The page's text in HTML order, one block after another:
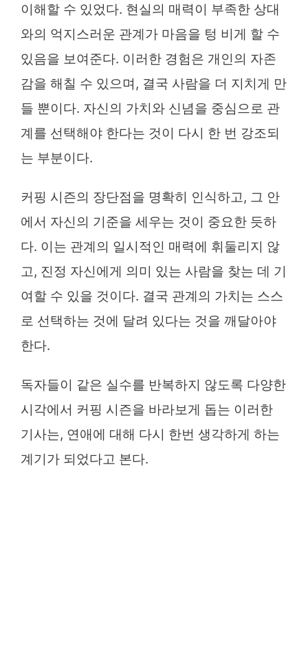
이해할 수 있었다. 현실의 매력이 부족한 상대
와의 억지스러운 관계가 마음을 텅 비게 할 수
있음을 보여준다. 이러한 경험은 개인의 자존
감을 해칠 수 있으며, 결국 사람을 더 지치게 만
들 뿐이다. 자신의 가치와 신념을 중심으로 관
계를 선택해야 한다는 것이 다시 한 번 강조되
는 부분이다.
커핑 시즌의 장단점을 명확히 인식하고, 그 안
에서 자신의 기준을 세우는 것이 중요한 듯하
다. 이는 관계의 일시적인 매력에 휘둘리지 않
고, 진정 자신에게 의미 있는 사람을 찾는 데 기
여할 수 있을 것이다. 결국 관계의 가치는 스스
로 선택하는 것에 달려 있다는 것을 깨달아야
한다.
독자들이 같은 실수를 반복하지 않도록 다양한
시각에서 커핑 시즌을 바라보게 돕는 이러한
기사는, 연애에 대해 다시 한번 생각하게 하는
계기가 되었다고 본다.